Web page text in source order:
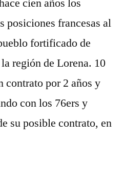
cien años los
posiciones francesas al
fortificado de
región de Lorena. 10
contrato por 2 años y
con los 76ers y
su posible contrato, en